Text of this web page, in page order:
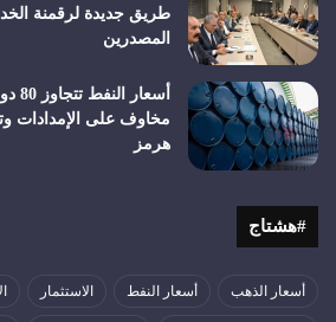
طريق جديدة لرقمنة
المصدرين
مخاوف على الإمدادات
هرمز
#هشتاج
أسعار الذهب أسعار النفط الاستثمار